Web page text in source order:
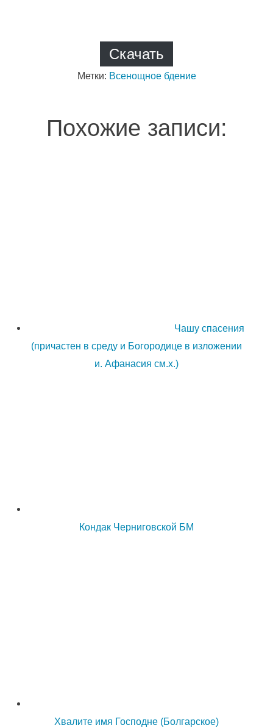
Скачать
Метки: Всенощное бдение
Похожие записи:
Чашу спасения
(причастен в среду и Богородице в изложении
и. Афанасия см.х.)
Кондак Черниговской БМ
Хвалите имя Господне (Болгарское)